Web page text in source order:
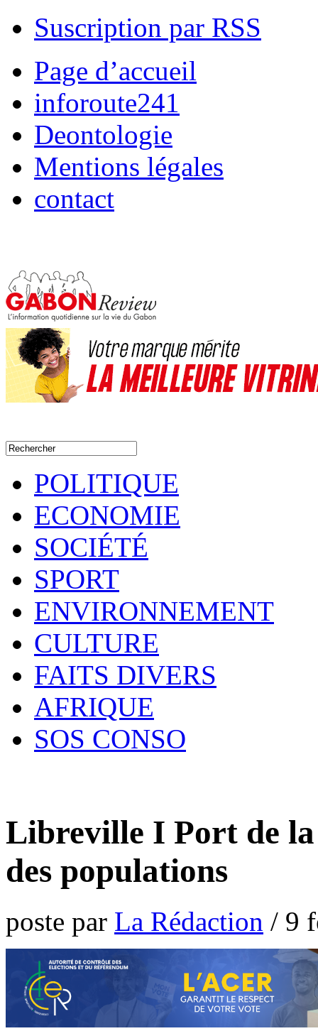
Suscription par RSS
Page d’accueil
inforoute241
Deontologie
Mentions légales
contact
POLITIQUE
ECONOMIE
SOCIÉTÉ
SPORT
ENVIRONNEMENT
CULTURE
FAITS DIVERS
AFRIQUE
SOS CONSO
Libreville I Port de
des populations
poste par La Rédaction / 9